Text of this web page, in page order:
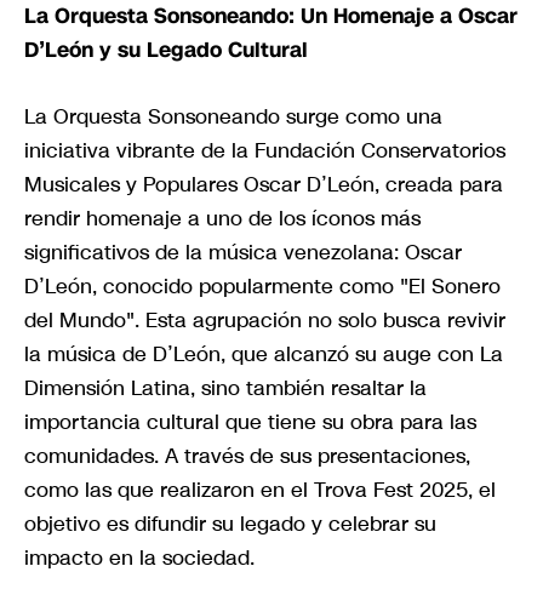
La Orquesta Sonsoneando: Un Homenaje a Oscar
D’León y su Legado Cultural
La Orquesta Sonsoneando surge como una
iniciativa vibrante de la Fundación Conservatorios
Musicales y Populares Oscar D’León, creada para
rendir homenaje a uno de los íconos más
significativos de la música venezolana: Oscar
D’León, conocido popularmente como "El Sonero
del Mundo". Esta agrupación no solo busca revivir
la música de D’León, que alcanzó su auge con La
Dimensión Latina, sino también resaltar la
importancia cultural que tiene su obra para las
comunidades. A través de sus presentaciones,
como las que realizaron en el Trova Fest 2025, el
objetivo es difundir su legado y celebrar su
impacto en la sociedad.